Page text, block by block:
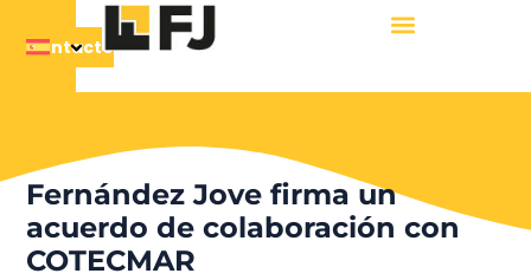
Contacto
Fernández Jove firma un
acuerdo de colaboración con
COTECMAR